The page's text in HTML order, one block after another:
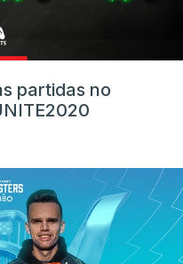
partidas no